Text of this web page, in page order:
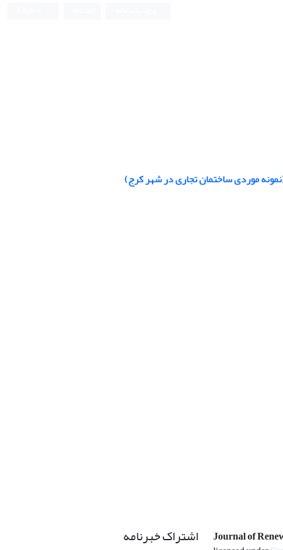
موردی ساختمان تجاری در شهر کرج)
Journal of اشتراک خبرنامه